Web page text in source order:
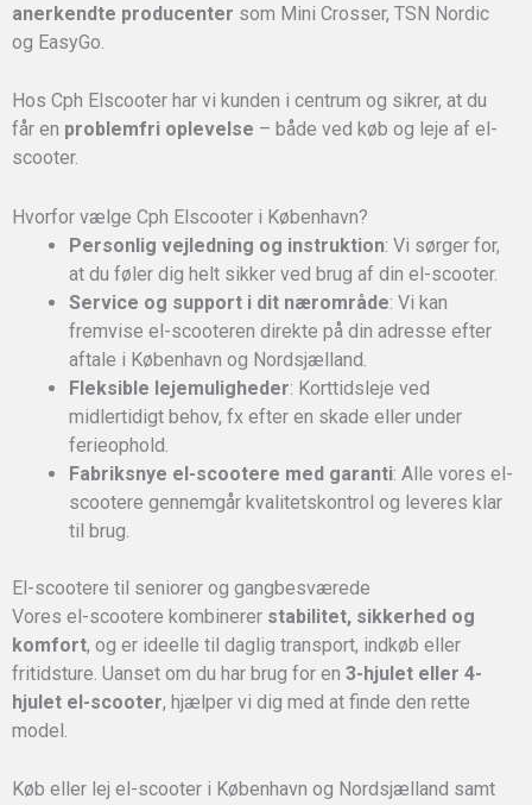
anerkendte producenter som Mini Crosser, TSN Nordic
og EasyGo.
Hos Cph Elscooter har vi kunden i centrum og sikrer, at du
får en problemfri oplevelse – både ved køb og leje af el-
scooter.
Hvorfor vælge Cph Elscooter i København?
Personlig vejledning og instruktion: Vi sørger for,
at du føler dig helt sikker ved brug af din el-scooter.
Service og support i dit nærområde: Vi kan
fremvise el-scooteren direkte på din adresse efter
aftale i København og Nordsjælland.
Fleksible lejemuligheder: Korttidsleje ved
midlertidigt behov, fx efter en skade eller under
ferieophold.
Fabriksnye el-scootere med garanti: Alle vores el-
scootere gennemgår kvalitetskontrol og leveres klar
til brug.
El-scootere til seniorer og gangbesværede
Vores el-scootere kombinerer stabilitet, sikkerhed og
komfort, og er ideelle til daglig transport, indkøb eller
fritidsture. Uanset om du har brug for en 3-hjulet eller 4-
hjulet el-scooter, hjælper vi dig med at finde den rette
model.
Køb eller lej el-scooter i København og Nordsjælland samt